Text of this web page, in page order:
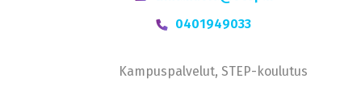
0401949033
Kampuspalvelut, STEP-koulutus